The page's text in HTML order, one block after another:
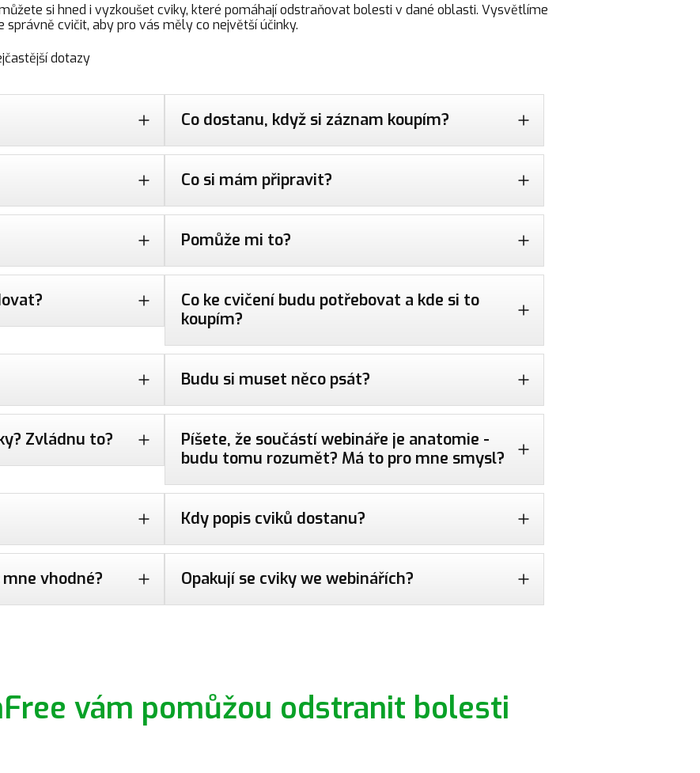
si hned i vyzkoušet cviky, které pomáhají odstraňovat bolesti v dané oblasti. Vysvětlíme
správně cvičit, aby pro vás měly co největší účinky.
dotazy
Co dostanu, když si záznam koupím?
Co si mám připravit?
Pomůže mi to?
Co ke cvičení budu potřebovat a kde si to
koupím?
Budu si muset něco psát?
Zvládnu to?
Píšete, že součástí webináře je anatomie -
budu tomu rozumět? Má to pro mne smysl?
Kdy popis cviků dostanu?
vhodné? Opakují se cviky we webinářích?
vám pomůžou odstranit bolesti